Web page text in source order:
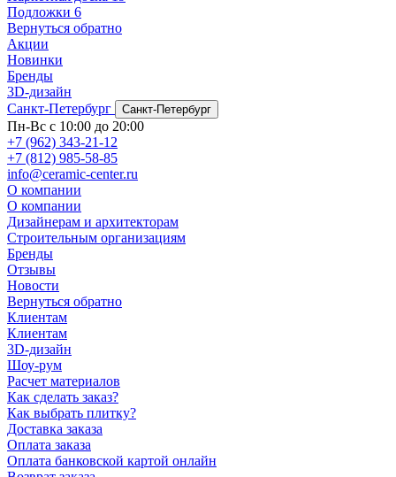
Подложки 6
Вернуться обратно
Акции
Новинки
Бренды
3D-дизайн
Санкт-Петербург
Санкт-Петербург
Пн-Вс с 10:00 до 20:00
+7 (962) 343-21-12
+7 (812) 985-58-85
info@ceramic-center.ru
О компании
О компании
Дизайнерам и архитекторам
Строительным организациям
Бренды
Отзывы
Новости
Вернуться обратно
Клиентам
Клиентам
3D-дизайн
Шоу-рум
Расчет материалов
Как сделать заказ?
Как выбрать плитку?
Доставка заказа
Оплата заказа
Оплата банковской картой онлайн